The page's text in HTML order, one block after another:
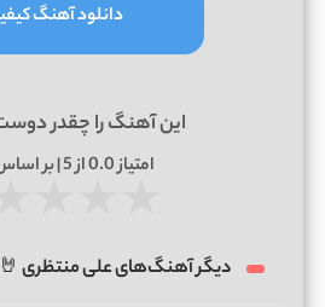
دانلود آهنگ کیفیت
این آهنگ را چقدر
امتیاز0.0از 5 | بر اساس
دیگر آهنگ‌های علی منتظری 🤘